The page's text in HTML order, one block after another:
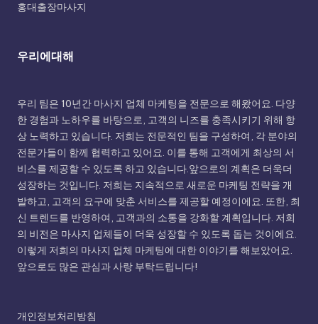
홍대출장마사지
우리에대해
우리 팀은 10년간 마사지 업체 마케팅을 전문으로 해왔어요. 다양
한 경험과 노하우를 바탕으로, 고객의 니즈를 충족시키기 위해 항
상 노력하고 있습니다. 저희는 전문적인 팀을 구성하여, 각 분야의
전문가들이 함께 협력하고 있어요. 이를 통해 고객에게 최상의 서
비스를 제공할 수 있도록 하고 있습니다.앞으로의 계획은 더욱더
성장하는 것입니다. 저희는 지속적으로 새로운 마케팅 전략을 개
발하고, 고객의 요구에 맞춘 서비스를 제공할 예정이에요. 또한, 최
신 트렌드를 반영하여, 고객과의 소통을 강화할 계획입니다. 저희
의 비전은 마사지 업체들이 더욱 성장할 수 있도록 돕는 것이에요.
이렇게 저희의 마사지 업체 마케팅에 대한 이야기를 해보았어요.
앞으로도 많은 관심과 사랑 부탁드립니다!
개인정보처리방침